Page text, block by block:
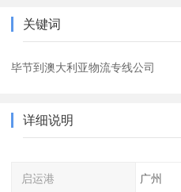
关键词
毕节到澳大利亚物流专线公司
详细说明
启运港 广州